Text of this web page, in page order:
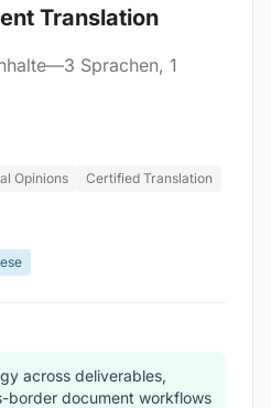
Translation
Sprachen, 1
Opinions Certified Translation
across deliverables,
border document workflows